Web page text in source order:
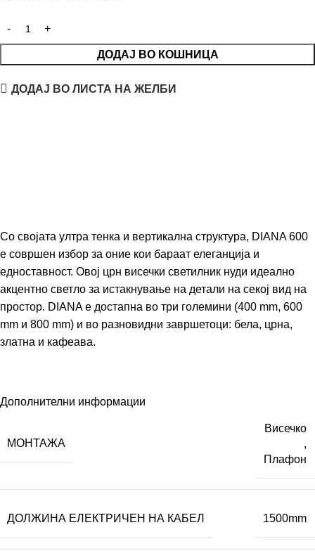
ДОДАЈ ВО КОШНИЦА
ДОДАЈ ВО ЛИСТА НА ЖЕЛБИ
Со својата ултра тенка и вертикална структура, DIANA 600
е совршен избор за оние кои бараат елеганција и
едноставност. Овој црн висечки светилник нуди идеално
акцентно светло за истакнување на детали на секој вид на
простор. DIANA е достапна во три големини (400 mm, 600
mm и 800 mm) и во разновидни завршетоци: бела, црна,
златна и кафеава.
Дополнителни информации
МОНТАЖА
Висечко
,
Плафон
ДОЛЖИНА ЕЛЕКТРИЧЕН НА КАБЕЛ 1500mm